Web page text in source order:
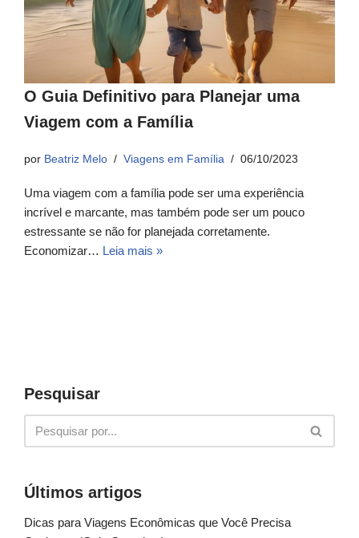
O Guia Definitivo para Planejar uma
Viagem com a Família
por Beatriz Melo Viagens em Família 06/10/2023
Uma viagem com a família pode ser uma experiência
incrível e marcante, mas também pode ser um pouco
estressante se não for planejada corretamente.
Economizar… Leia mais »
Pesquisar
Últimos artigos
Dicas para Viagens Econômicas que Você Precisa